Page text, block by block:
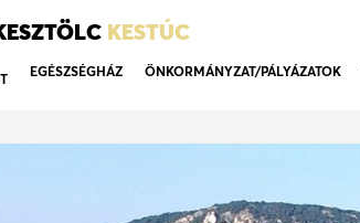
KESTÚC
EGÉSZSÉGHÁZ ÖNKORMÁNYZAT/PÁLYÁZATOK